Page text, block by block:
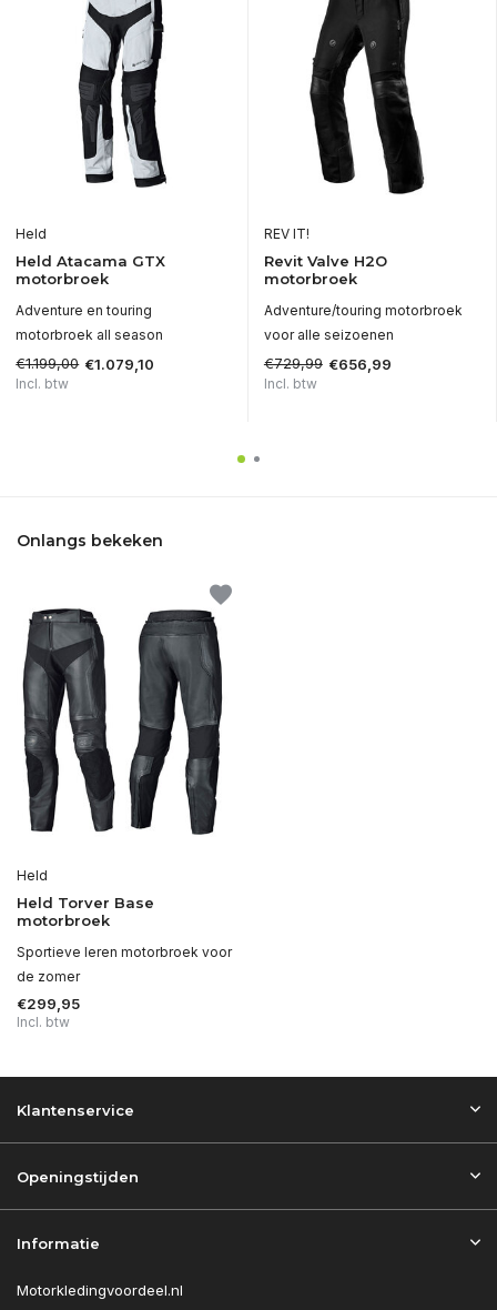
Held
Held Atacama GTX
motorbroek
Adventure en touring
motorbroek all season
€1.199,00 €1.079,10
Incl. btw
REV IT!
Revit Valve H2O
motorbroek
Adventure/touring motorbroek
voor alle seizoenen
€729,99 €656,99
Incl. btw
Onlangs bekeken
Held
Held Torver Base
motorbroek
Sportieve leren motorbroek voor
de zomer
€299,95
Incl. btw
Klantenservice
Openingstijden
Informatie
Motorkledingvoordeel.nl